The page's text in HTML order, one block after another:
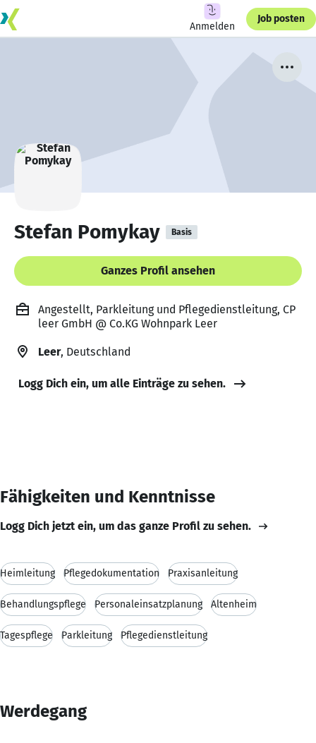
Anmelden
Job posten
Stefan Pomykay Basis
Ganzes Profil ansehen
Angestellt, Parkleitung und Pflegedienstleitung, CP
leer GmbH @ Co.KG Wohnpark Leer
Leer, Deutschland
Logg Dich ein, um alle Einträge zu sehen.
Fähigkeiten und Kenntnisse
Logg Dich jetzt ein, um das ganze Profil zu sehen.
Heimleitung Pflegedokumentation Praxisanleitung
Behandlungspflege Personaleinsatzplanung Altenheim
Tagespflege Parkleitung Pflegedienstleitung
Werdegang